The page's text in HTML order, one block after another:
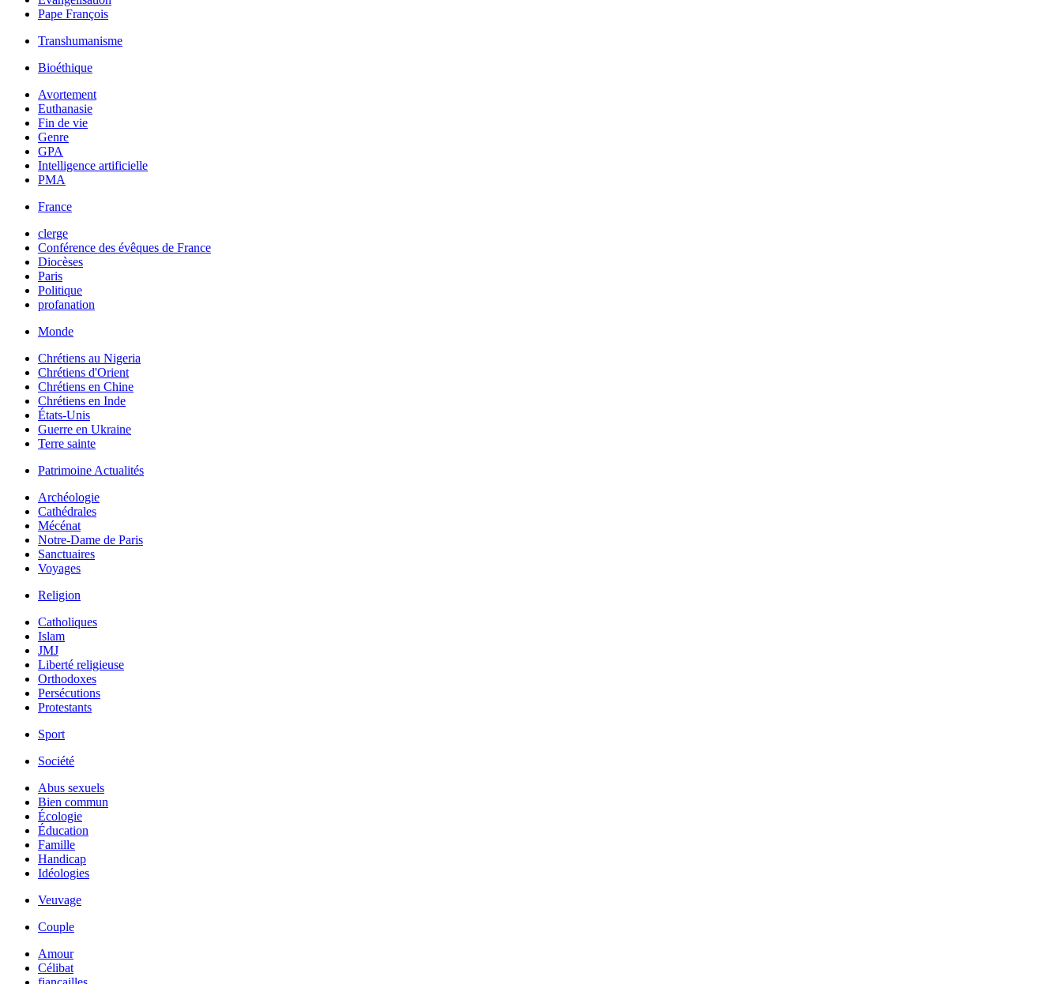
Pape François
Transhumanisme
Bioéthique
Avortement
Euthanasie
Fin de vie
Genre
GPA
Intelligence artificielle
PMA
France
clerge
Conférence des évêques de France
Diocèses
Paris
Politique
profanation
Monde
Chrétiens au Nigeria
Chrétiens d'Orient
Chrétiens en Chine
Chrétiens en Inde
États-Unis
Guerre en Ukraine
Terre sainte
Patrimoine Actualités
Archéologie
Cathédrales
Mécénat
Notre-Dame de Paris
Sanctuaires
Voyages
Religion
Catholiques
Islam
JMJ
Liberté religieuse
Orthodoxes
Persécutions
Protestants
Sport
Société
Abus sexuels
Bien commun
Écologie
Éducation
Famille
Handicap
Idéologies
Veuvage
Couple
Amour
Célibat